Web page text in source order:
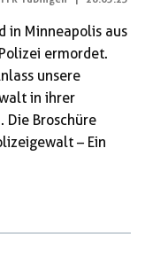
in Minneapolis aus
ermordet.
unsere
in ihrer
Die Broschüre
– Ein